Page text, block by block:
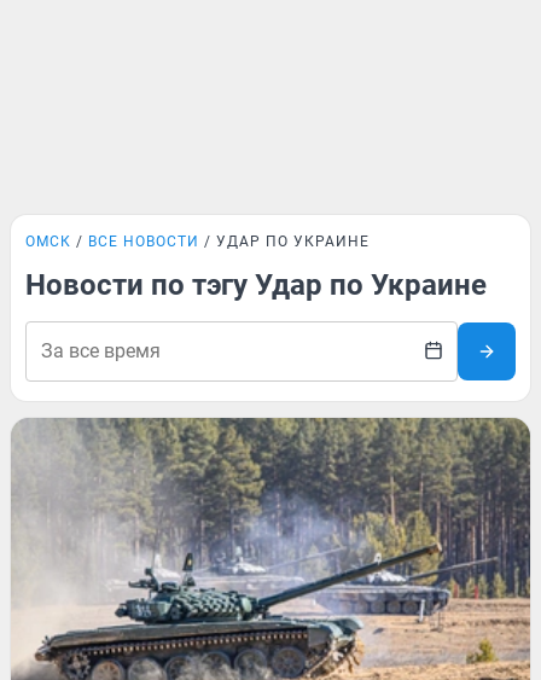
ОМСК ВСЕ НОВОСТИ УДАР ПО УКРАИНЕ
Новости по тэгу Удар по Украине